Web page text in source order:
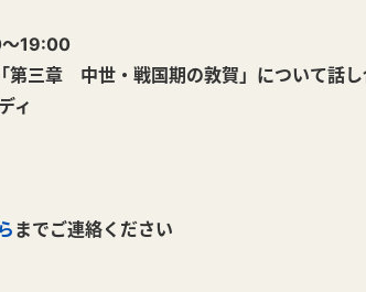
19:00
中世・戦国期の敦賀」について話し合
ィ
までご連絡ください